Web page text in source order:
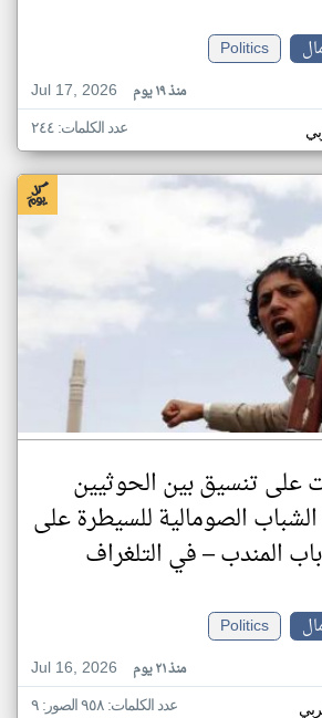
Politics
Jul 17, 2026
منذ ١٩ يوم
عدد الكلمات: ٢٤٤
على تنسيق بين الحوثيين
الصومالية للسيطرة على
المندب – في التلغراف
Politics
Jul 16, 2026
منذ ٢١ يوم
عدد الكلمات: ٩٥٨ الصور: ٩